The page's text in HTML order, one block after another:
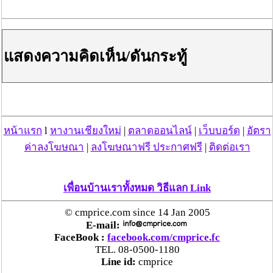
โฆษณาผู้สนับสนุน
แสดงความคิดเห็น/ดันกระทู้
หน้าแรก l หางานเชียงใหม่ | ตลาดออนไลน์| เว็บบอร์ด | อัตรา
ค่าลงโฆษณา | ลงโฆษณาฟรี ประกาศฟรี| ติดต่อเรา
เพื่อนบ้านเราทั้งหมด วิธีแลก Link
© cmprice.com since 14 Jan 2005
E-mail:
FaceBook : facebook.com/cmprice.fc
TEL. 08-0500-1180
Line id: cmprice